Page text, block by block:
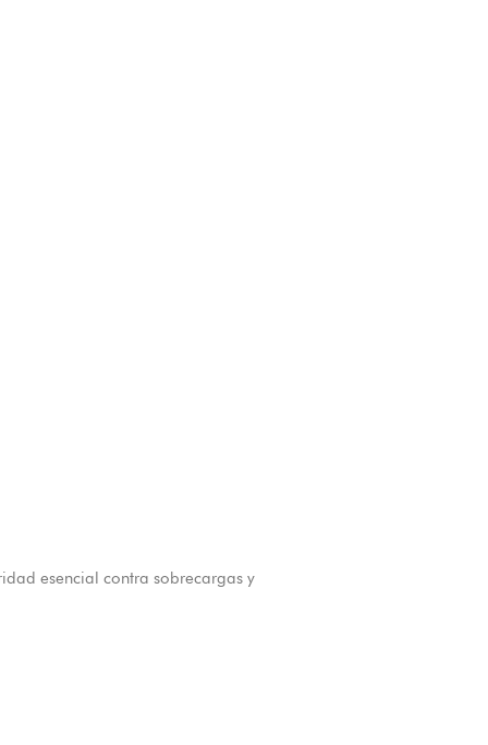
esencial contra sobrecargas y